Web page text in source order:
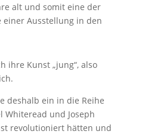
alt und somit eine der
einer Ausstellung in den
ihre Kunst „jung“, also
deshalb ein in die Reihe
Whiteread und Joseph
revolutioniert hätten und